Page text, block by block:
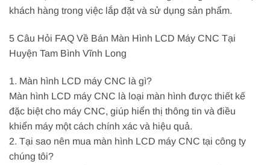
khách hàng trong việc lắp đặt và sử dụng sản phẩm.
5 Câu Hỏi FAQ Về Bán Màn Hình LCD Máy CNC Tại
Huyện Tam Bình Vĩnh Long
1. Màn hình LCD máy CNC là gì?
Màn hình LCD máy CNC là loại màn hình được thiết kế
đặc biệt cho máy CNC, giúp hiển thị thông tin và điều
khiển máy một cách chính xác và hiệu quả.
2. Tại sao nên mua màn hình LCD máy CNC tại công ty
chúng tôi?